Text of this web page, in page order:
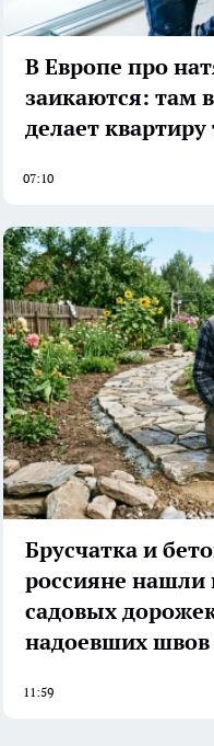
В Европе про
заикаются: там
делает
07:10
Брусчатка и
россияне нашли
садовых
надоевших швов
11:59